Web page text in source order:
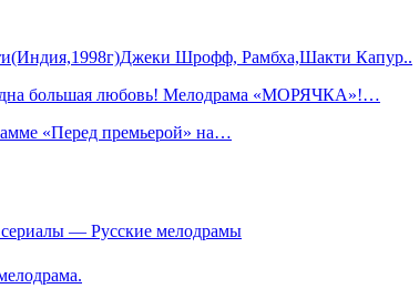
Шрофф, Рамбха,Шакти Капур..
большая любовь! Мелодрама «МОРЯЧКА»!…
«Перед премьерой» на…
— Русские мелодрамы